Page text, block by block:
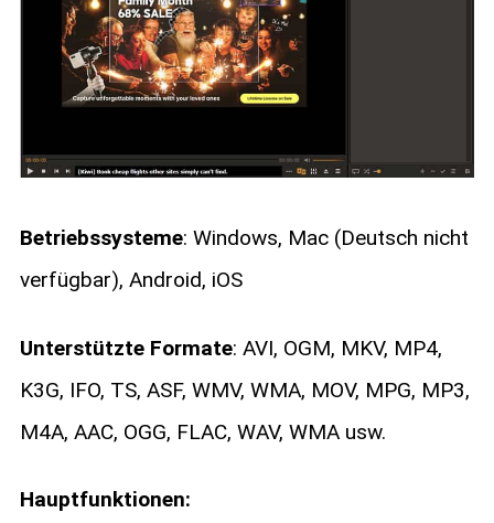
Betriebssysteme: Windows, Mac (Deutsch nicht
verfügbar), Android, iOS
Unterstützte Formate: AVI, OGM, MKV, MP4,
K3G, IFO, TS, ASF, WMV, WMA, MOV, MPG, MP3,
M4A, AAC, OGG, FLAC, WAV, WMA usw.
Hauptfunktionen: